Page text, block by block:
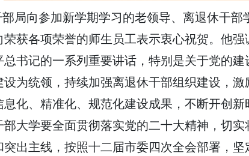
局向参加新学期学习的老领导、离退休干
获各项荣誉的师生员工表示衷心祝贺。他
书记的一系列重要讲话，特别是关于党的
为统领，持续加强离退休干部组织建设，
化、精准化、规范化建设成果，不断开创
大学要全面贯彻落实党的二十大精神，切
出主线，按照十二届市委四次全会部署，